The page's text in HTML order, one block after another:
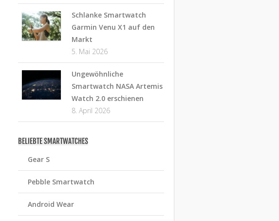
Schlanke Smartwatch
Garmin Venu X1 auf den
Markt
5. Mai 2026
Ungewöhnliche
Smartwatch NASA Artemis
Watch 2.0 erschienen
8. April 2026
BELIEBTE SMARTWATCHES
Gear S
Pebble Smartwatch
Android Wear